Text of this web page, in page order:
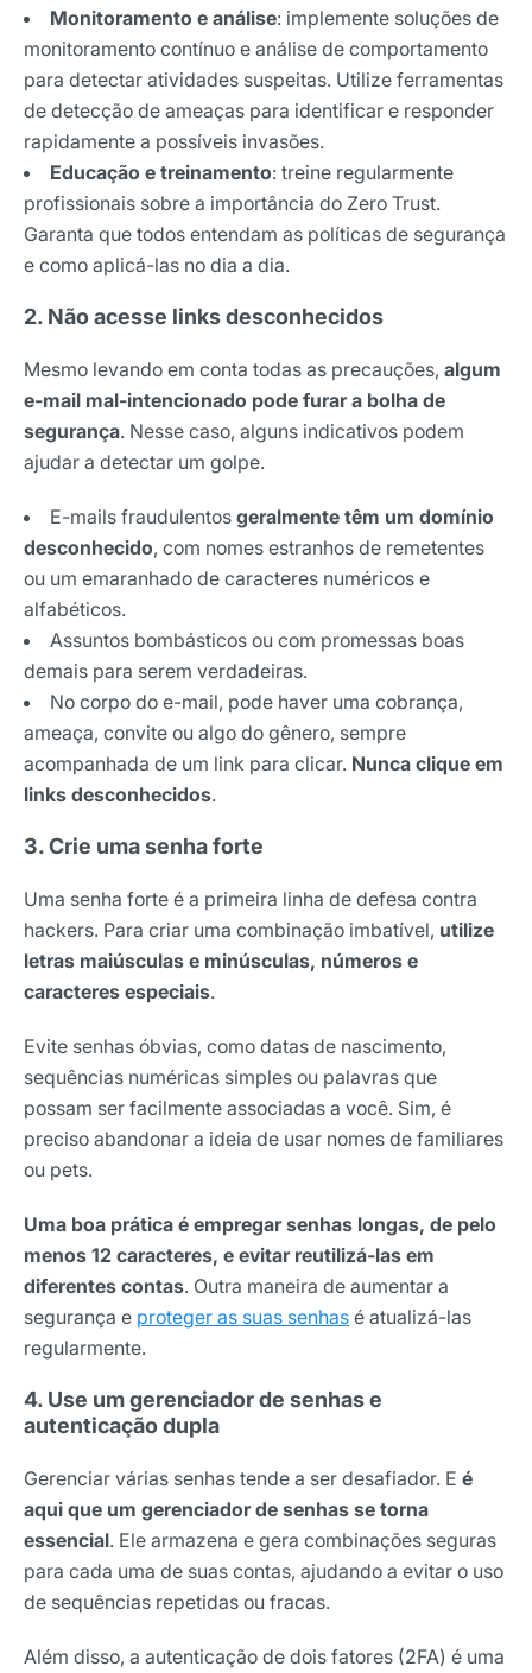
Monitoramento e análise: implemente soluções de
monitoramento contínuo e análise de comportamento
para detectar atividades suspeitas. Utilize ferramentas
de detecção de ameaças para identificar e responder
rapidamente a possíveis invasões.
Educação e treinamento: treine regularmente
profissionais sobre a importância do Zero Trust.
Garanta que todos entendam as políticas de segurança
e como aplicá-las no dia a dia.
2. Não acesse links desconhecidos
Mesmo levando em conta todas as precauções, algum
e-mail mal-intencionado pode furar a bolha de
segurança. Nesse caso, alguns indicativos podem
ajudar a detectar um golpe.
E-mails fraudulentos geralmente têm um domínio
desconhecido, com nomes estranhos de remetentes
ou um emaranhado de caracteres numéricos e
alfabéticos.
Assuntos bombásticos ou com promessas boas
demais para serem verdadeiras.
No corpo do e-mail, pode haver uma cobrança,
ameaça, convite ou algo do gênero, sempre
acompanhada de um link para clicar. Nunca clique em
links desconhecidos.
3. Crie uma senha forte
Uma senha forte é a primeira linha de defesa contra
hackers. Para criar uma combinação imbatível, utilize
letras maiúsculas e minúsculas, números e
caracteres especiais.
Evite senhas óbvias, como datas de nascimento,
sequências numéricas simples ou palavras que
possam ser facilmente associadas a você. Sim, é
preciso abandonar a ideia de usar nomes de familiares
ou pets.
Uma boa prática é empregar senhas longas, de pelo
menos 12 caracteres, e evitar reutilizá-las em
diferentes contas. Outra maneira de aumentar a
segurança e proteger as suas senhas é atualizá-las
regularmente.
4. Use um gerenciador de senhas e
autenticação dupla
Gerenciar várias senhas tende a ser desafiador. E é
aqui que um gerenciador de senhas se torna
essencial. Ele armazena e gera combinações seguras
para cada uma de suas contas, ajudando a evitar o uso
de sequências repetidas ou fracas.
Além disso, a autenticação de dois fatores (2FA) é uma